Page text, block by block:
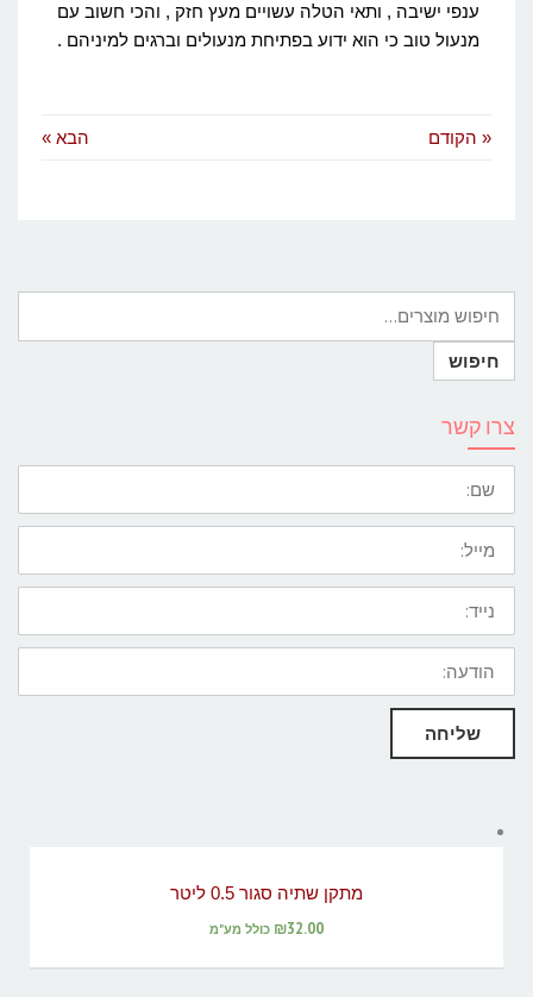
ענפי ישיבה , ותאי הטלה עשויים מעץ חזק , והכי חשוב עם
מנעול טוב כי הוא ידוע בפתיחת מנעולים וברגים למיניהם .
« הקודם הבא »
צרו קשר
שם:
מייל:
נייד:
הודעה:
שליחה
מתקן שתיה סגור 0.5 ליטר
₪32.00 כולל מע"מ